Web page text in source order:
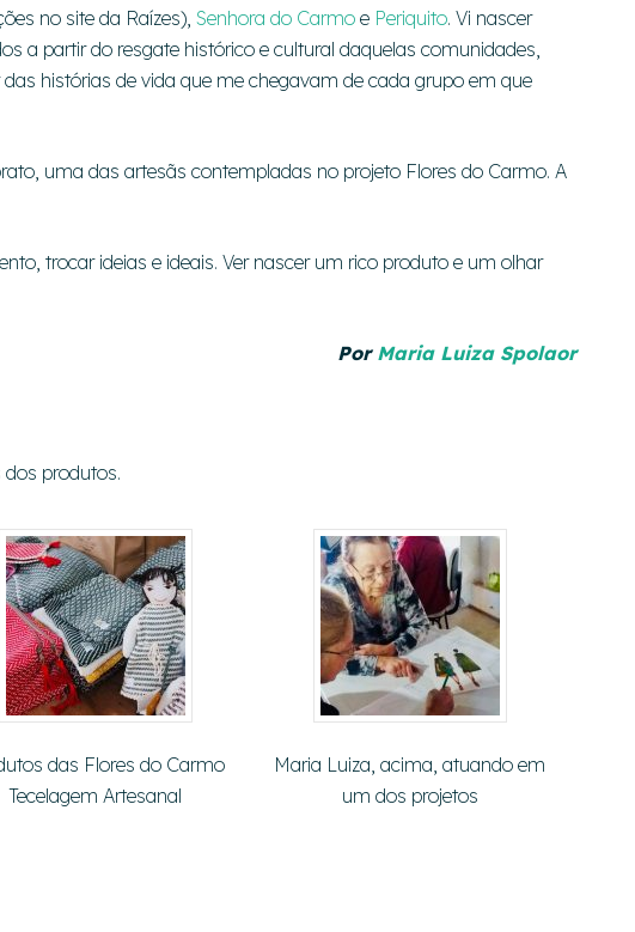
no site da Raízes), Senhora do Carmo e Periquito. Vi nascer
a partir do resgate histórico e cultural daquelas comunidades,
histórias de vida que me chegavam de cada grupo em que
uma das artesãs contempladas no projeto Flores do Carmo. A
trocar ideias e ideais. Ver nascer um rico produto e um olhar
Por Maria Luiza Spolaor
produtos.
das Flores do Carmo
Tecelagem Artesanal
Maria Luiza, acima, atuando em
um dos projetos